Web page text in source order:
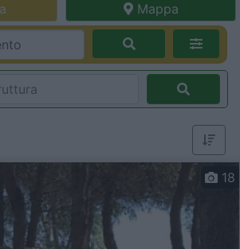
Mappa
18